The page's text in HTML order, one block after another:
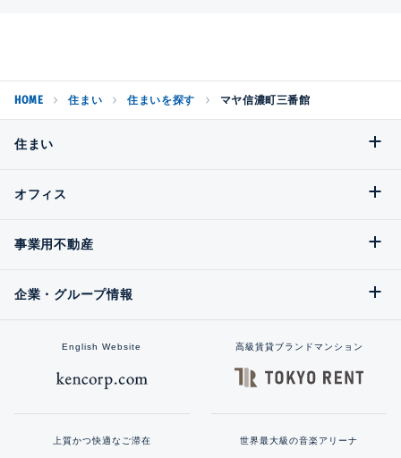
HOME 住まい 住まいを探す マヤ信濃町三番館
住まい
オフィス
事業用不動産
企業・グループ情報
English Website 高級賃貸ブランドマンション
上質かつ快適なご滞在 世界最大級の音楽アリーナ